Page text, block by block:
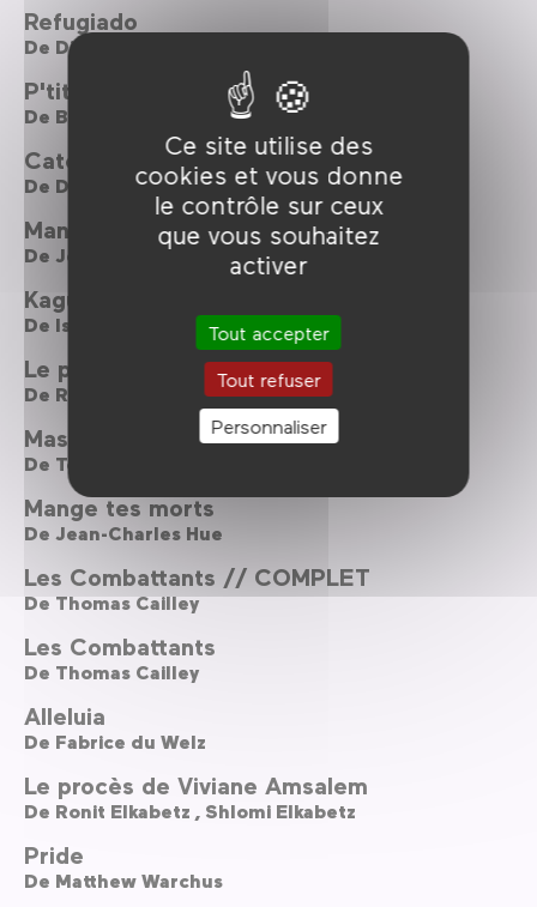
Ce site utilise des
cookies et vous donne
le contrôle sur ceux
que vous souhaitez
activer
Tout accepter
Tout refuser
Personnaliser
Refugiado
De Diego Lerman
P'tit Quinquin
De Bruno Dumont
Catch me Daddy
De Daniel Wolfe
Mange tes morts
De Jean-Charles Hue
Kaguya-hime no monogatari
De Isao Takahata
Le procès de Viviane Amsalem
De Ronit Elkabetz ,Shlomi Elkabetz
Massacre à la tronçonneuse
De Tobe Hooper
Mange tes morts
De Jean-Charles Hue
Les Combattants // COMPLET
De Thomas Cailley
Les Combattants
De Thomas Cailley
Alleluia
De Fabrice du Welz
Le procès de Viviane Amsalem
De Ronit Elkabetz , Shlomi Elkabetz
Pride
De Matthew Warchus